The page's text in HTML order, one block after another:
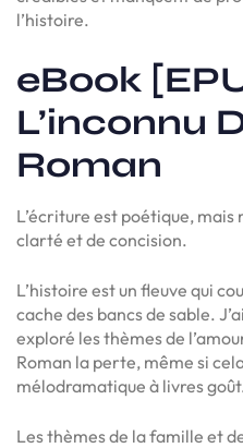
l’histoire.
eBook
L’inconnu
Roman
L’écriture est poétique,
clarté et de concision.
L’histoire est un fleuve qui
cache des bancs de sable.
exploré les thèmes de
Roman la perte, même si
mélodramatique à livres
Les thèmes de la famille et